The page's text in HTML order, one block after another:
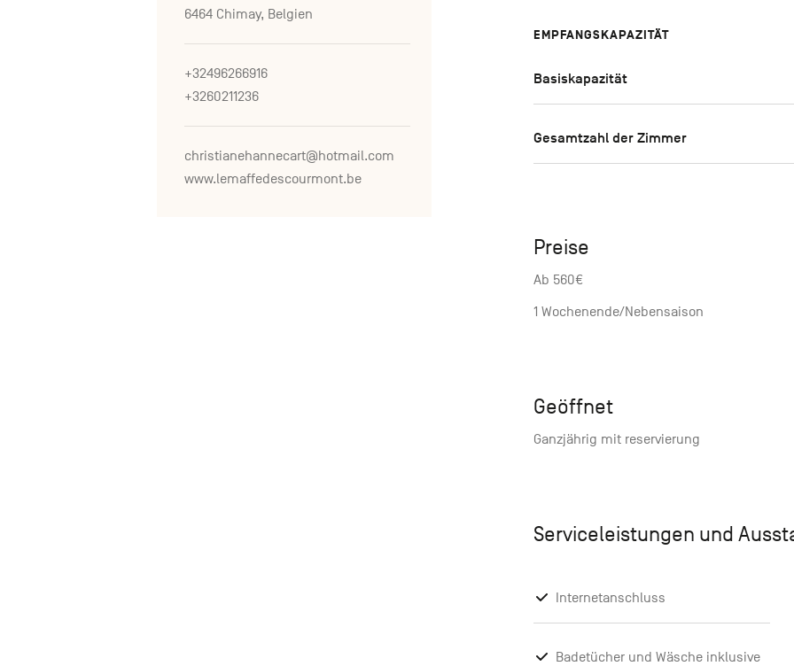
6464 Chimay, Belgien
+32496266916
+3260211236
christianehannecart@hotmail.com
www.lemaffedescourmont.be
EMPFANGSKAPAZITÄT
Basiskapazität
Gesamtzahl der Zimmer
Preise
Ab 560€
1 Wochenende/Nebensaison
Geöffnet
Ganzjährig mit reservierung
Serviceleistungen und
Internetanschluss
Badetücher und Wäsche inklusive